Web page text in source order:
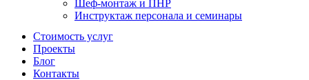
Шеф-монтаж и ПНР
Инструктаж персонала и семинары
Стоимость услуг
Проекты
Блог
Контакты